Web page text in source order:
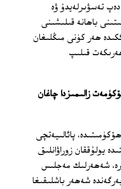
تەسۋىرلەيدۇ ۋە
باھانە قىلىشىنى
ھەر كۈنى مىڭلىغان
قىلىپ
زالىمىزدا چاغان
پائالىيەتچى
يولۇققان زوراۋانلىق
شەھەرلىك مەجلىس
شەھەر باشلىقىغا